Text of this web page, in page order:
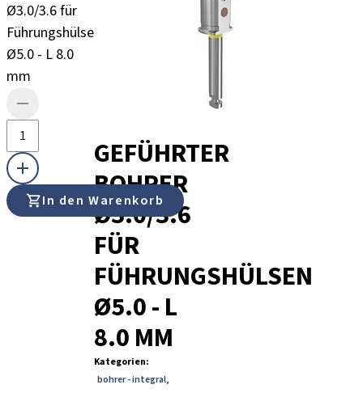
Ø3.0/3.6 für
Führungshülsen
Ø5.0 - L 8.0
mm
In den Warenkorb
GEFÜHRTER
BOHRER
Ø3.0/3.6
FÜR
FÜHRUNGSHÜLSEN
Ø5.0 - L
8.0 MM
Kategorien:
bohrer - integral,